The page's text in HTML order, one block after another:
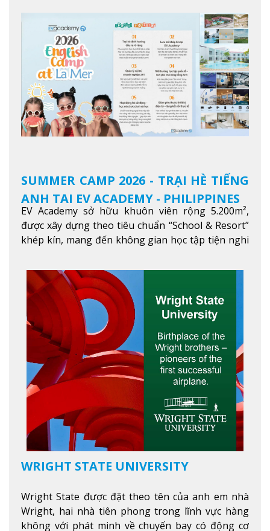
SUMMER CAMP 2026 - TRẠI HÈ TIẾNG
ANH TẠI EV ACADEMY - PHILIPPINES
EV Academy sở hữu khuôn viên rộng 5.200m²,
được xây dựng theo tiêu chuẩn “School & Resort”
khép kín, mang đến không gian học tập tiện nghi
ích hiện đạXem thêm
WRIGHT STATE UNIVERSITY
Wright State được đặt theo tên của anh em nhà
Wright, hai nhà tiên phong trong lĩnh vực hàng
không với phát minh về chuyến bay có động cơ